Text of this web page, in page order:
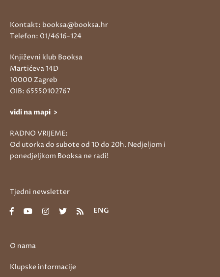
O nama
Klupske informacije
Kontakt: booksa@booksa.hr
Telefon: 01/4616-124
Književni klub Booksa
Martićeva 14D
10000 Zagreb
OIB: 65550102767
vidi na mapi >
RADNO VRIJEME:
Od utorka do subote od 10 do 20h. Nedjeljom i
ponedjeljkom Booksa ne radi!
Tjedni newsletter
ENG